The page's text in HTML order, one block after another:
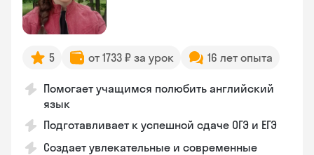
5 от 1733 ₽ за урок 16 лет опыта
Помогает учащимся полюбить английский
язык
Подготавливает к успешной сдаче ОГЭ и ЕГЭ
Создает увлекательные и современные